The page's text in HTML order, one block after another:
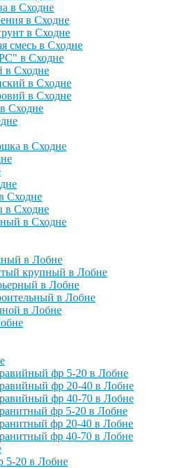
в Сходне
в Сходне
в Сходне
смесь в Сходне
в Сходне
в Сходне
в Сходне
в Сходне
Сходне
в Сходне
Сходне
в Сходне
в Сходне
в Лобне
крупный в Лобне
в Лобне
в Лобне
в Лобне
фр 5-20 в Лобне
фр 20-40 в Лобне
фр 40-70 в Лобне
фр 5-20 в Лобне
фр 20-40 в Лобне
фр 40-70 в Лобне
5-20 в Лобне